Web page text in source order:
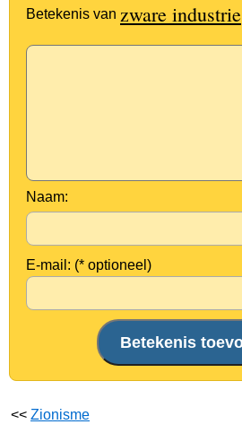
Betekenis van zware industrie
Naam:
E-mail: (* optioneel)
<< Zionisme